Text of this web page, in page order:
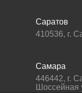
Саратов
410536, г.
Самара
446442, г.
Шоссейная